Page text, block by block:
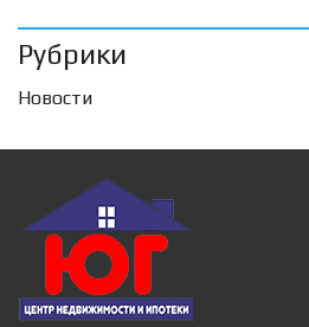
Рубрики
Новости